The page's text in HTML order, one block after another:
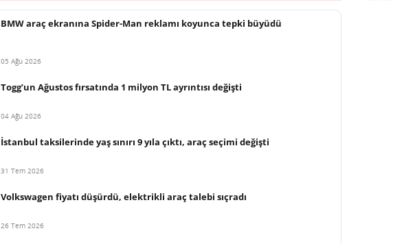
BMW araç ekranına Spider-Man reklamı koyunca tepki büyüdü
05 Ağu 2026
Togg’un Ağustos fırsatında 1 milyon TL ayrıntısı değişti
04 Ağu 2026
İstanbul taksilerinde yaş sınırı 9 yıla çıktı, araç seçimi değişti
31 Tem 2026
Volkswagen fiyatı düşürdü, elektrikli araç talebi sıçradı
26 Tem 2026